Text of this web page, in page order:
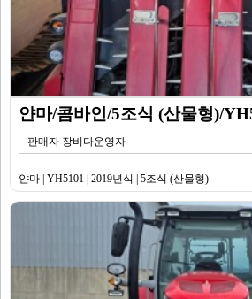
얀마/콤바인/5조식 (산물형)/
판매자 장비다운영자
얀마 | YH5101 | 2019년식 | 5조식 (산물형)